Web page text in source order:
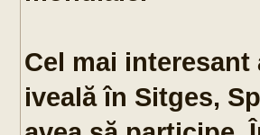
Cel mai interesant
iveală în Sitges,